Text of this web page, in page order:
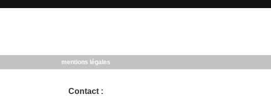
mentions légales
Contact :